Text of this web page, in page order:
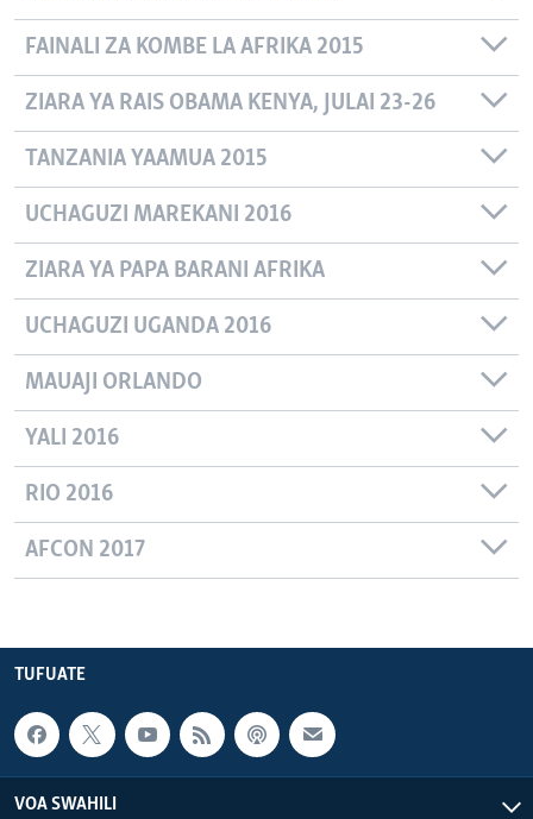
FAINALI ZA KOMBE LA AFRIKA 2015
ZIARA YA RAIS OBAMA KENYA, JULAI 23-26
TANZANIA YAAMUA 2015
UCHAGUZI MAREKANI 2016
ZIARA YA PAPA BARANI AFRIKA
UCHAGUZI UGANDA 2016
MAUAJI ORLANDO
YALI 2016
RIO 2016
AFCON 2017
TUFUATE
VOA SWAHILI